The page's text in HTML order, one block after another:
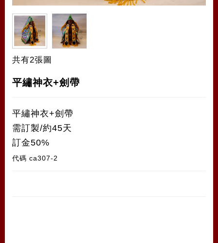
共有2張圖
平繡神衣+劍帶
平繡神衣+劍帶
需訂製/約45天
訂金50%
代碼 ca307-2